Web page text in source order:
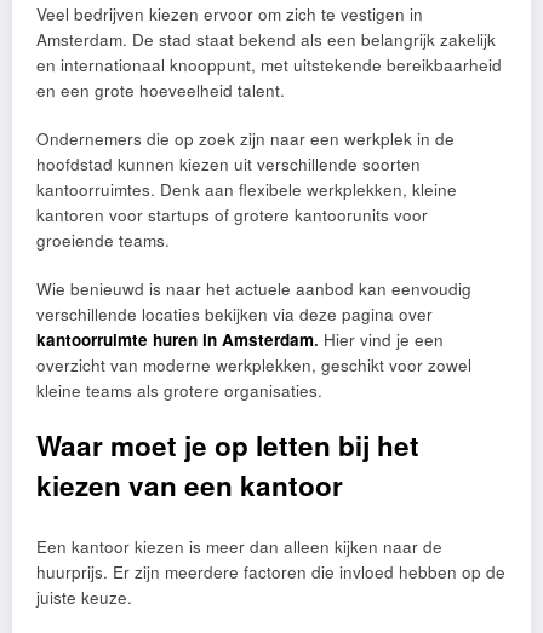
Veel bedrijven kiezen ervoor om zich te vestigen in
Amsterdam. De stad staat bekend als een belangrijk zakelijk
en internationaal knooppunt, met uitstekende bereikbaarheid
en een grote hoeveelheid talent.
Ondernemers die op zoek zijn naar een werkplek in de
hoofdstad kunnen kiezen uit verschillende soorten
kantoorruimtes. Denk aan flexibele werkplekken, kleine
kantoren voor startups of grotere kantoorunits voor
groeiende teams.
Wie benieuwd is naar het actuele aanbod kan eenvoudig
verschillende locaties bekijken via deze pagina over
kantoorruimte huren in Amsterdam. Hier vind je een
overzicht van moderne werkplekken, geschikt voor zowel
kleine teams als grotere organisaties.
Waar moet je op letten bij het
kiezen van een kantoor
Een kantoor kiezen is meer dan alleen kijken naar de
huurprijs. Er zijn meerdere factoren die invloed hebben op de
juiste keuze.